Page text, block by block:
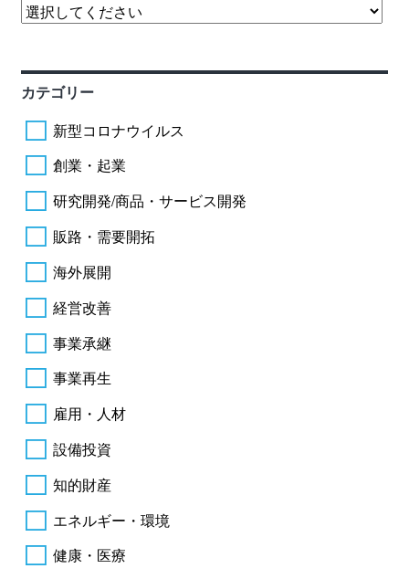
カテゴリー
新型コロナウイルス
創業・起業
研究開発/商品・サービス開発
販路・需要開拓
海外展開
経営改善
事業承継
事業再生
雇用・人材
設備投資
知的財産
エネルギー・環境
健康・医療